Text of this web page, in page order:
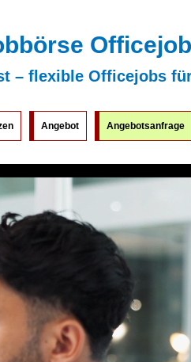
– flexible Officejobs
Angebot Angebotsanfrage